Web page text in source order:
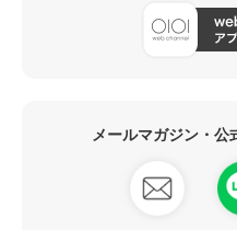
メールマガジン・公